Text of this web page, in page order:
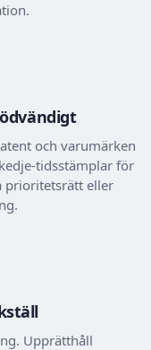
och varumärken
tidsstämplar för
prioritetsrätt eller
Upprätthåll